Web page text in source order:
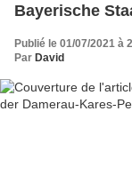
Bayerische
Publié le 01/07/2021 à
Par David